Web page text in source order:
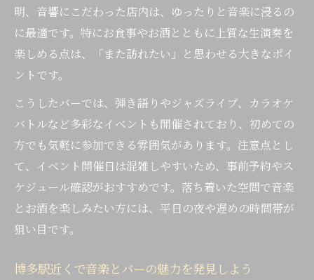
雰囲気で選ぶ博多駅周辺の音楽バー特集
落ち着いたバー空間で生演奏を満喫する方
法
験
音楽とお酒が調和したバーの魅力を探る
隠れ家感を楽しめるバーで非日常を味わう
バー選びで重視したい雰囲気と音楽の調和
お酒と生演奏が織りなす特別なバー体験
バーで味わうお酒と生演奏の相乗効果とは
生演奏バーの楽しみ方とお酒の選び方ガイ
明、音響にこだわった店内は、ゆったりと音楽に浸るの
に最適です。特にお食事やお酒とともに上質な生演奏を
楽しめる点は、「また訪れたい」と思わせる大きなポイ
ントです。
こうしたバーでは、弾き語りやジャズライブ、カラオケ
バトルなど多彩なイベントも開催されており、初めての
方でも気軽に参加できる雰囲気があります。注意点とし
て、イベント開催日は混雑しやすいため、事前予約やス
ケジュール確認がおすすめです。落ち着いた空間で音楽
とお酒を楽しみたい方には、平日の夜や遅めの時間帯が
狙い目です。
博多駅近くで音楽とバーの魅力を発見しよう